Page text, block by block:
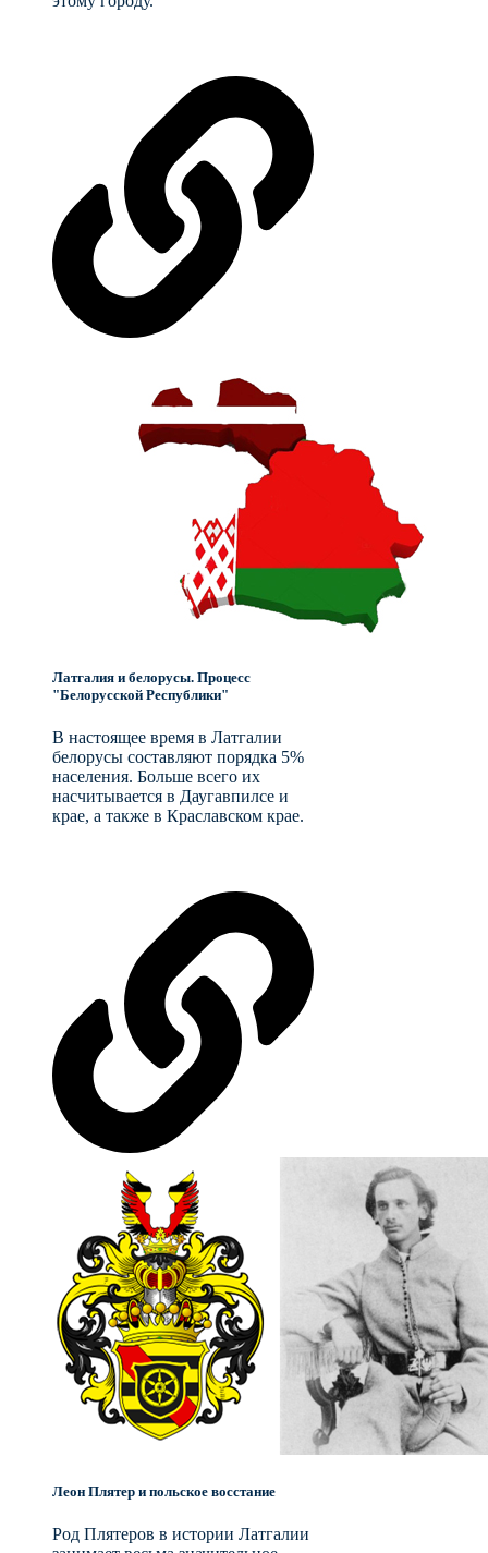
Латгалия и белорусы. Процесс
"Белорусской Республики"
В настоящее время в Латгалии
белорусы составляют порядка 5%
населения. Больше всего их
насчитывается в Даугавпилсе и
крае, а также в Краславском крае.
Леон Плятер и польское восстание
Род Плятеров в истории Латгалии